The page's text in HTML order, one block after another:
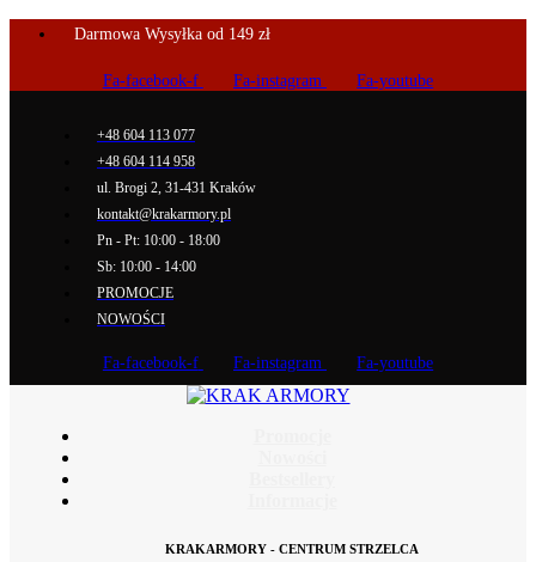
Darmowa Wysyłka od 149 zł
Fa-facebook-f Fa-instagram Fa-youtube
+48 604 113 077
+48 604 114 958
ul. Brogi 2, 31-431 Kraków
kontakt@krakarmory.pl
Pn - Pt: 10:00 - 18:00
Sb: 10:00 - 14:00
PROMOCJE
NOWOŚCI
Fa-facebook-f Fa-instagram Fa-youtube
KRAKARMORY - CENTRUM STRZELCA